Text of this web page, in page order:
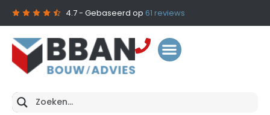
4.7- Gebaseerd op 61 reviews